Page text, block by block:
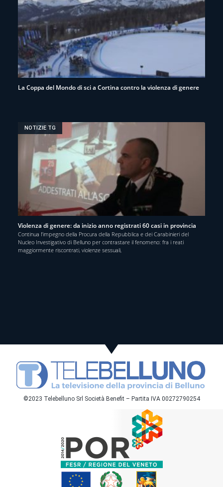
La Coppa del Mondo di sci a Cortina contro la violenza di genere
NOTIZIE TG
Violenza di genere: da inizio anno registrati 60 casi in provincia
Continua l’impegno della Procura della Repubblica e dei Carabinieri del
Nucleo Investigativo di Belluno per contrastare il fenomeno: fra i reati
maggiormente riscontrati, violenze sessuali,
©2023 Telebelluno Srl Società Benefit – Partita IVA 00272790254